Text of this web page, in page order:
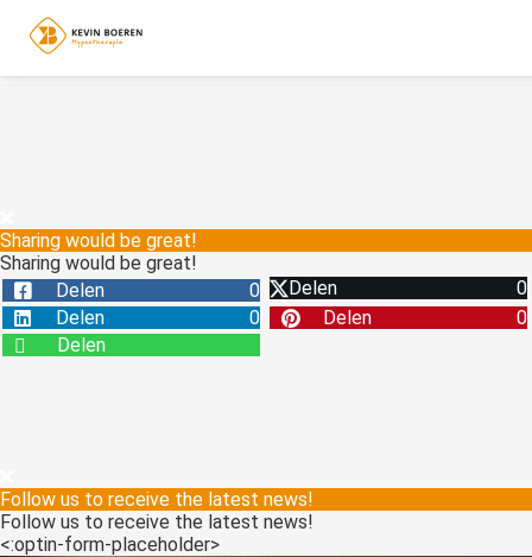
Sharing would be great!
Sharing would be great!
Delen
0 Delen
0
Delen
0 Delen
0
Delen
Follow us to receive the latest news!
Follow us to receive the latest news!
<:optin-form-placeholder>